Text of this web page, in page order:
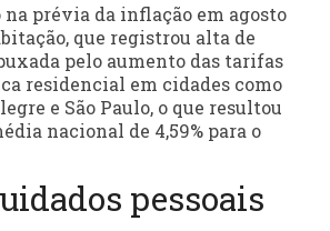
prévia da inflação em agosto
que registrou alta de
puxada pelo aumento das tarifas
residencial em cidades como
e São Paulo, o que resultou
nacional de 4,59% para o
pessoais